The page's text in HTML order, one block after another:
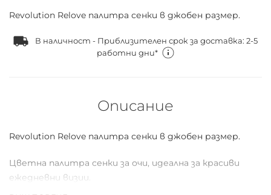
Revolution Relove палитра сенки в джобен размер.
В наличност - Приблизителен срок за доставка: 2-5
работни дни*
Описание
Revolution Relove палитра сенки в джобен размер.
Цветна палитра сенки за очи, идеална за красиви
ежедневни визии.